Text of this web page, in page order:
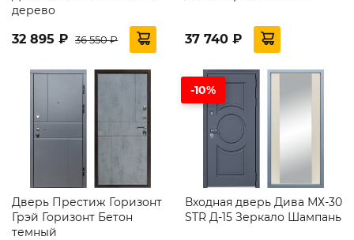
дерево
32 895 ₽ 36 550 ₽ 37 740 ₽
Дверь Престиж Горизонт
Грэй Горизонт Бетон
темный
-10%
Входная дверь Дива МХ-30
STR Д-15 Зеркало Шампань